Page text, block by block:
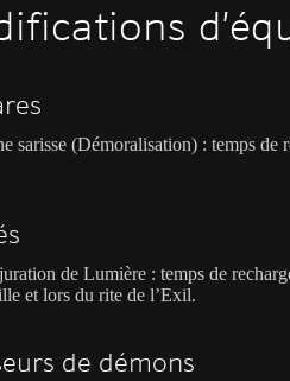
sarisse (Démoralisation) : temps de
de Lumière : temps de
et lors du rite de l’Exil.
de démons